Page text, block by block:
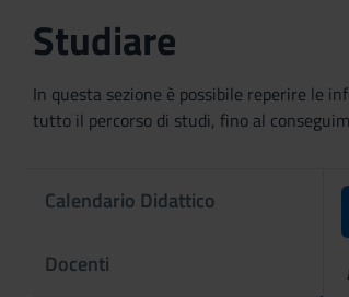
Studiare
In questa sezione è possibile reperire le
tutto il percorso di studi, fino al
Calendario Didattico
Docenti